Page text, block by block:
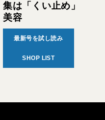
集は「くい止め」
美容
最新号を試し読み
SHOP LIST